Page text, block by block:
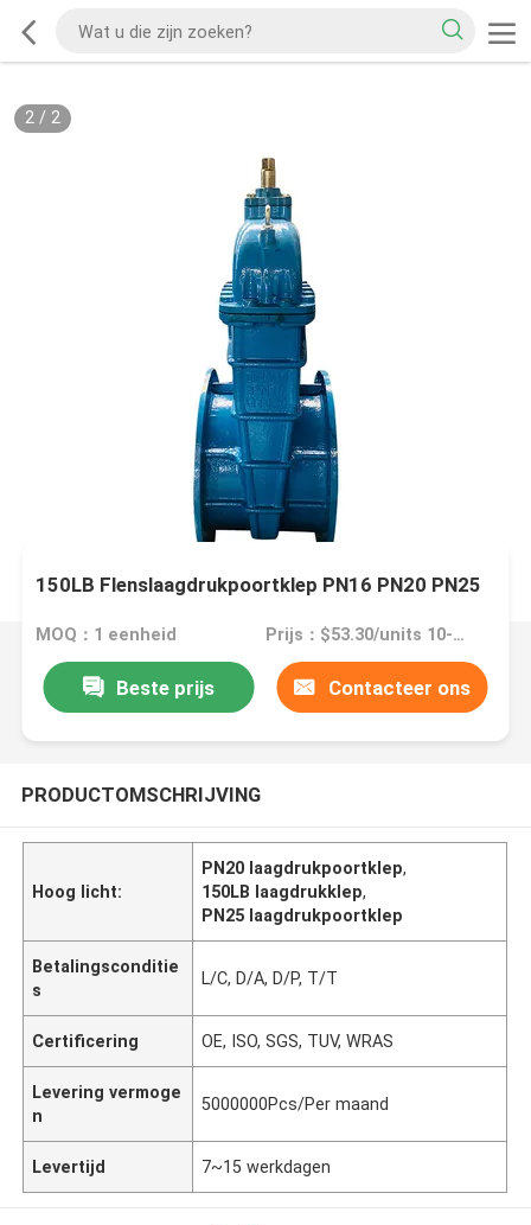
2/ 2
150LB Flenslaagdrukpoortklep PN16 PN20 PN25
MOQ：1 eenheid Prijs：$53.30/units 10-499 units
Beste prijs Contacteer ons
PRODUCTOMSCHRIJVING
Hoog licht:
PN20 laagdrukpoortklep,
150LB laagdrukklep,
PN25 laagdrukpoortklep
Betalingsconditie
s
L/C, D/A, D/P, T/T
Certificering OE, ISO, SGS, TUV, WRAS
Levering vermoge
n
5000000Pcs/Per maand
Levertijd 7~15 werkdagen